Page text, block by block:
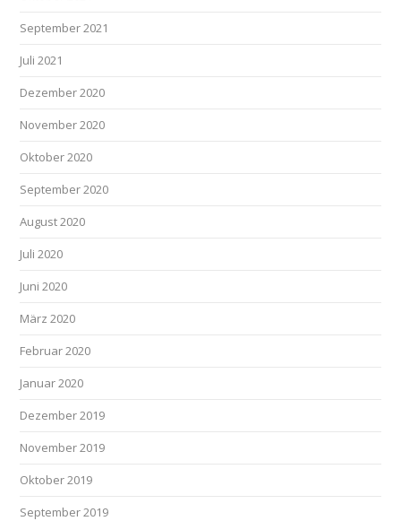
September 2021
Juli 2021
Dezember 2020
November 2020
Oktober 2020
September 2020
August 2020
Juli 2020
Juni 2020
März 2020
Februar 2020
Januar 2020
Dezember 2019
November 2019
Oktober 2019
September 2019